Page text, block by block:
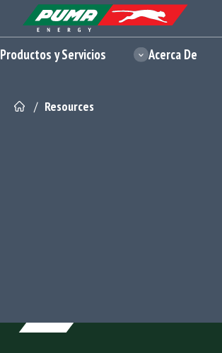
content
footer
Site Logo - Redirects to Homepage
Productos y Servicios Acerca De
/ Resources